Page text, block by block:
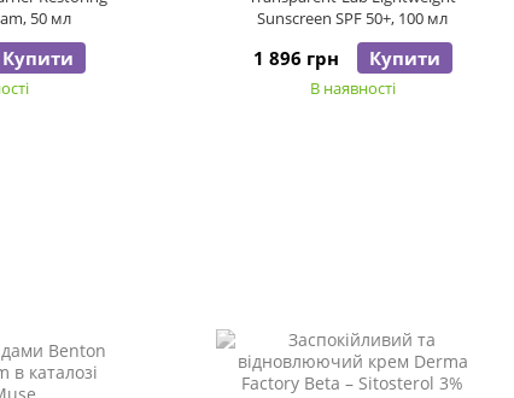
50 мл
Купити
Sunscreen SPF 50+, 100 мл
1 896 грн Купити
В наявності